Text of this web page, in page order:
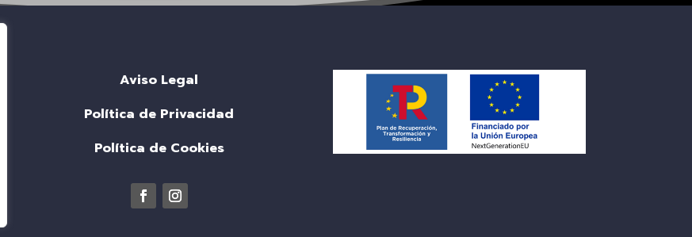
Aviso Legal
Política de Privacidad
Política de Cookies